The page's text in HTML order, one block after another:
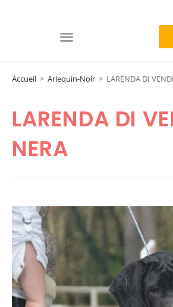
Accueil > Arlequin-Noir > LARENDA DI
LARENDA DI
NERA